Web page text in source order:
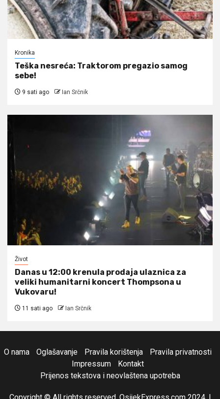
Kronika
Teška nesreća: Traktorom pregazio samog
sebe!
9 sati ago Ian Srčnik
Život
Danas u 12:00 krenula prodaja ulaznica za
veliki humanitarni koncert Thompsona u
Vukovaru!
11 sati ago Ian Srčnik
O nama Oglašavanje Pravila korištenja
Pravila privatnosti
Impressum
Kontakt
Prijenos tekstova i neovlaštena upotreba